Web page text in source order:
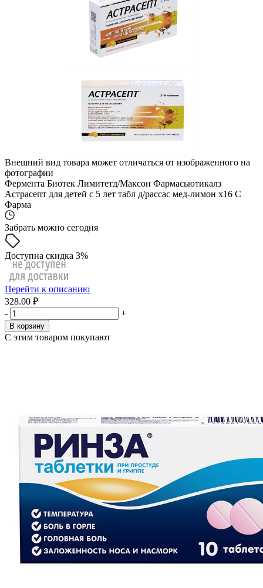
Внешний вид товара может отличаться от изображенного на
фотографии
Фермента Биотек Лимитетд/Максон Фармасьютикалз
Астрасепт для детей с 5 лет табл д/рассас мед-лимон x16 С
Фарма
Забрать можно сегодня
Доступна скидка 3%
Перейти к описанию
328.00 ₽
-
+
В корзину
С этим товаром покупают